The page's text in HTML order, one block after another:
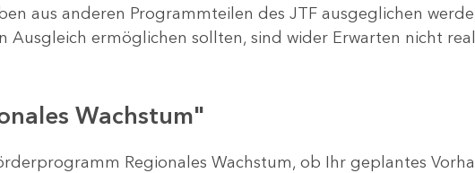
aus anderen Programmteilen des JTF ausgeglichen
Ausgleich ermöglichen sollten, sind wider Erwarten nicht
Wachstum"
Regionales Wachstum, ob Ihr geplantes